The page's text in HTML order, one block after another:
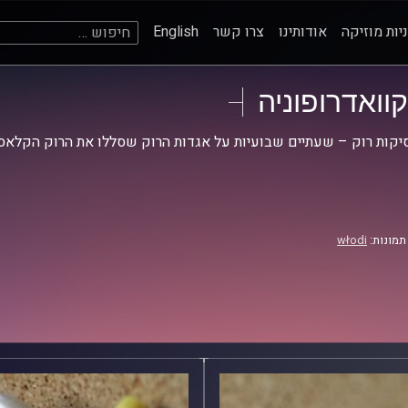
מוזיקה אודותינו צרו קשר English חיפוש:
קוואדרופוניה
רוק – שעתיים שבועיות על אגדות הרוק שסללו את הרוק
włodi